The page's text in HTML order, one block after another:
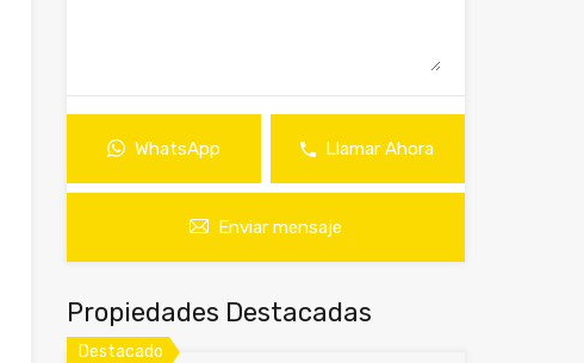
WhatsApp Llamar Ahora
Enviar mensaje
Propiedades Destacadas
Destacado